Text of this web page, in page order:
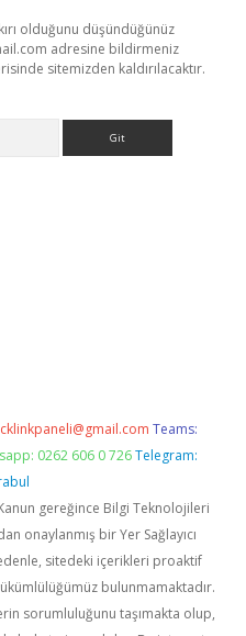
olduğunu düşündüğünüz
adresine bildirmeniz
sitemizden kaldırılacaktır.
Teams:
0262 606 0 726 Telegram:
Kanun gereğince Bilgi Teknolojileri
onaylanmış bir Yer Sağlayıcı
sitedeki içerikleri proaktif
bulunmamaktadır.
sorumluluğunu taşımakta olup,